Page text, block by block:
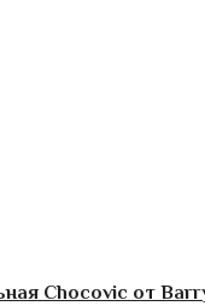
Chocovic от